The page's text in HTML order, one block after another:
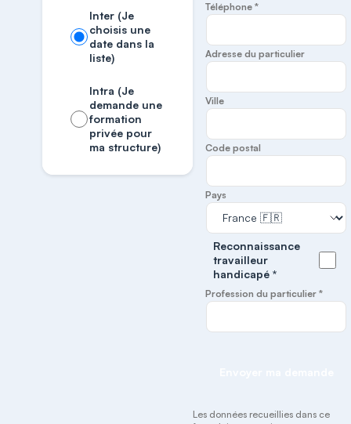
Inter (Je
choisis une
date dans la
liste)
Intra (Je
demande une
formation
privée pour
ma structure)
Téléphone *
Adresse du particulier
Ville
Code postal
Pays
Reconnaissance
travailleur
handicapé *
Profession du particulier *
Les données recueillies dans ce